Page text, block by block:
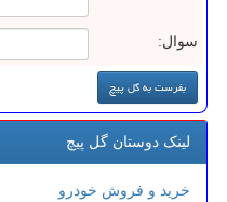
سوال:
لینک دوستان گل پیچ
خرید و فروش خودرو